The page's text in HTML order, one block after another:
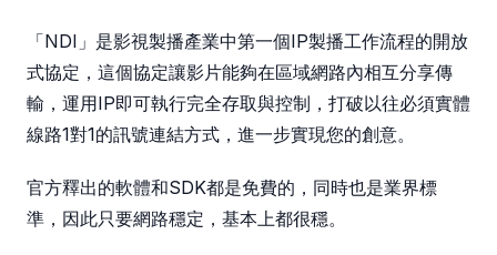
「NDI」是影視製播產業中第一個IP製播工作流程的開放
式協定，這個協定讓影片能夠在區域網路內相互分享傳
輸，運用IP即可執行完全存取與控制，打破以往必須實體
線路1對1的訊號連結方式，進一步實現您的創意。
官方釋出的軟體和SDK都是免費的，同時也是業界標
準，因此只要網路穩定，基本上都很穩。